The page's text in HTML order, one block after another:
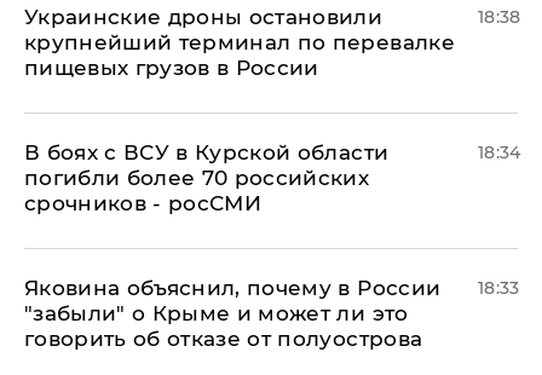
Украинские дроны остановили
крупнейший терминал по перевалке
пищевых грузов в России
18:38
В боях с ВСУ в Курской области
погибли более 70 российских
срочников - росСМИ
18:34
Яковина объяснил, почему в России
"забыли" о Крыме и может ли это
говорить об отказе от полуострова
18:33